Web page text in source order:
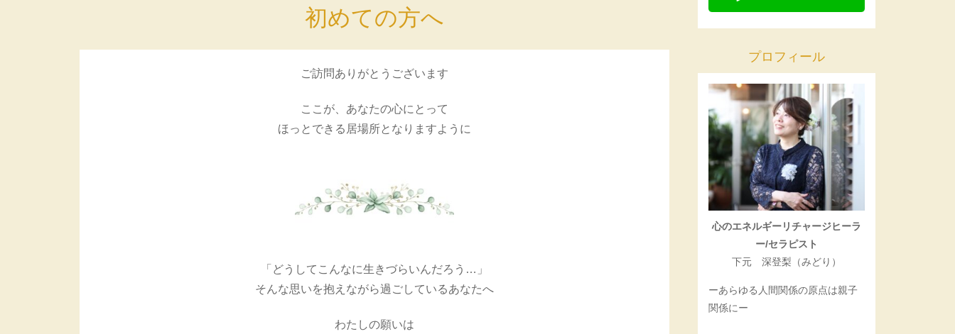
初めての方へ
ご訪問ありがとうございます
ここが、あなたの心にとって
ほっとできる居場所となりますように
「どうしてこんなに生きづらいんだろう…」
そんな思いを抱えながら過ごしているあなたへ
わたしの願いは
プロフィール
心のエネルギーリチャージヒーラ
ー/セラピスト
下元 深登梨（みどり）
ーあらゆる人間関係の原点は親子
関係にー